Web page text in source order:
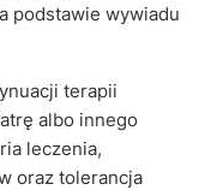
podstawie wywiadu
terapii
albo innego
leczenia,
oraz tolerancja